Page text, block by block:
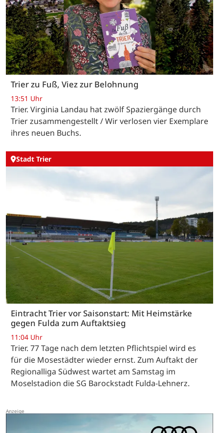
Trier zu Fuß, Viez zur Belohnung
13:51 Uhr
Trier. Virginia Landau hat zwölf Spaziergänge durch
Trier zusammengestellt / Wir verlosen vier Exemplare
ihres neuen Buchs.
Stadt Trier
Eintracht Trier vor Saisonstart: Mit Heimstärke
gegen Fulda zum Auftaktsieg
11:04 Uhr
Trier. 77 Tage nach dem letzten Pflichtspiel wird es
für die Mosestädter wieder ernst. Zum Auftakt der
Regionalliga Südwest wartet am Samstag im
Moselstadion die SG Barockstadt Fulda-Lehnerz.